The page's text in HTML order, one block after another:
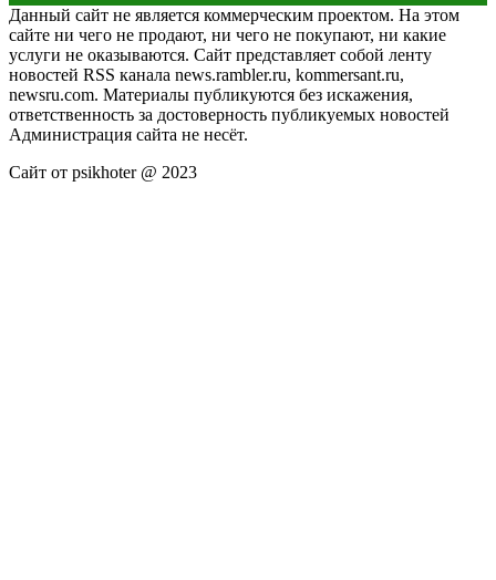
Данный сайт не является коммерческим проектом. На этом
сайте ни чего не продают, ни чего не покупают, ни какие
услуги не оказываются. Сайт представляет собой ленту
новостей RSS канала news.rambler.ru, kommersant.ru,
newsru.com. Материалы публикуются без искажения,
ответственность за достоверность публикуемых новостей
Администрация сайта не несёт.
Сайт от psikhoter @ 2023